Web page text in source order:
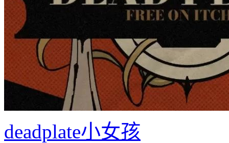
deadplate小女孩